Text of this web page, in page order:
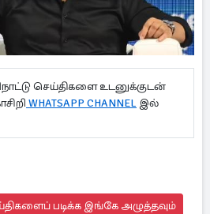
செய்திகளை உடனுக்குடன்
WHATSAPP CHANNEL இல்
படிக்க இங்கே அழுத்தவும்